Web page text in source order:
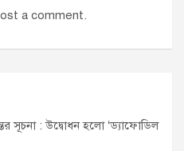
a comment.
সূচনা : উদ্বোধন হলো ‘ড্যাফোডিল